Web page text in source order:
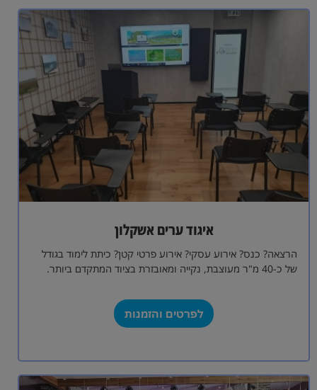
איגוד ערים אשקלון
הרצאה? כנס? אירוע עסקי? אירוע פרטי קטן? כיתת לימוד בגודל
של כ-40 מ"ר מעוצבת, נקייה ומאובזרת בציוד המתקדם ביותר.
לפרטים והזמנות